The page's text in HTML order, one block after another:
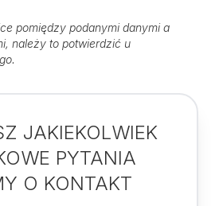
pomiędzy podanymi danymi a
należy to potwierdzić u
JAKIEKOLWIEK
PYTANIA
O KONTAKT